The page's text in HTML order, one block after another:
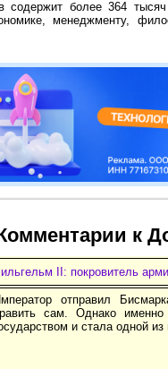
содержит более 364
менеджменту,
к
II: покровитель
отправил
сам. Однако именно
и стала одной